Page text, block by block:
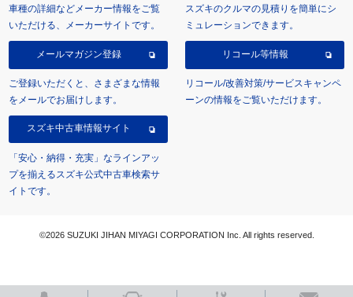
車種の詳細などメーカー情報をご覧
いただける、メーカーサイトです。
スズキのクルマの見積りを簡単にシ
ミュレーションできます。
メールマガジン登録
ご登録いただくと、さまざまな情報
をメールでお届けします。
リコール等情報
リコール/改善対策/サービスキャンペ
ーンの情報をご覧いただけます。
スズキ中古車情報サイト
「安心・納得・充実」なラインアッ
プを揃えるスズキ公式中古車検索サ
イトです。
©2026 SUZUKI JIHAN MIYAGI CORPORATION Inc. All rights reserved.